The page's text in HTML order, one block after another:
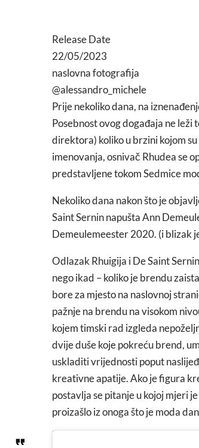
Release Date
22/05/2023
naslovna fotografija
@alessandro_michele
Prije nekoliko dana, na
Posebnost ovog događaja ne
direktora) koliko u brzini kojom
imenovanja, osnivač Rhudea se
predstavljene tokom Sedmice
Nekoliko dana nakon što je
Saint Sernin napušta Ann
Demeulemeester 2020. (i blizak
Odlazak Rhuigija i De Saint
nego ikad – koliko je brendu
bore za mjesto na naslovnoj
pažnje na brendu na visokom
kojem timski rad izgleda
dvije duše koje pokreću brend,
uskladiti vrijednosti poput
kreativne apatije. Ako je figura
postavlja se pitanje u kojoj mjeri
proizašlo iz onoga što je moda